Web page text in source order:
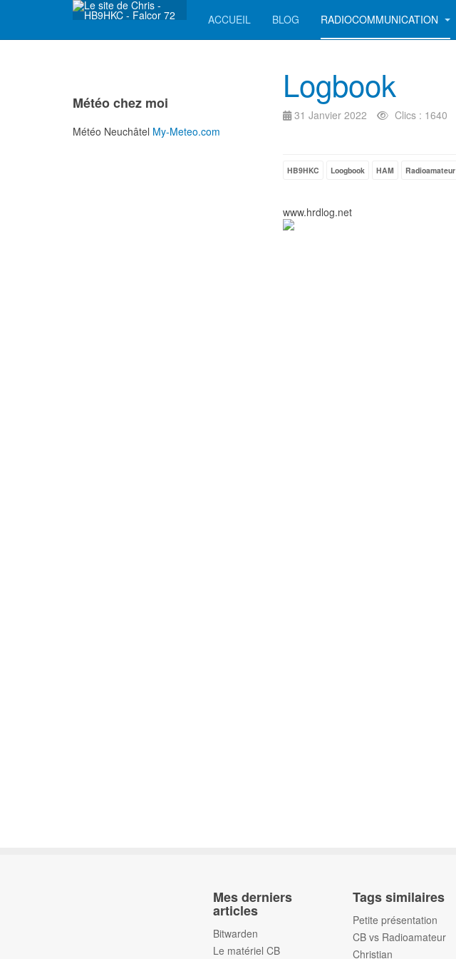
ACCUEIL BLOG RADIOCOMMUNICATION
Logbook
31 Janvier 2022 Clics : 1640
HB9HKC Loogbook HAM Radioamateur
www.hrdlog.net
Météo chez moi
Météo Neuchâtel My-Meteo.com
Mes derniers
articles
Bitwarden
Le matériel CB
Tags similaires
Petite présentation
CB vs Radioamateur
Christian